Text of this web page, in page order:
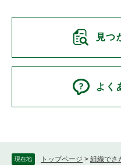
現在地 トップページ > 組織でさ
見つ
よく